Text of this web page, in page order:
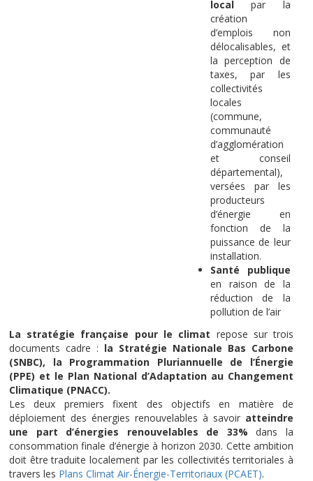
localpar la
création
d’emplois non
délocalisables, et
la perception de
taxes, par les
collectivités
locales
(commune,
communauté
d’agglomération
et conseil
départemental),
versées par les
producteurs
d’énergie en
fonction de la
puissance de leur
installation.
Santé publique
en raison de la
réduction de la
pollution de l’air
La stratégie française pour le climat repose sur trois
documents cadre : la Stratégie Nationale Bas Carbone
(SNBC), la Programmation Pluriannuelle de l’Énergie
(PPE) et le Plan National d’Adaptation au Changement
Climatique (PNACC).
Les deux premiers fixent des objectifs en matière de
déploiement des énergies renouvelables à savoir atteindre
une part d’énergies renouvelables de 33% dans la
consommation finale d’énergie à horizon 2030. Cette ambition
doit être traduite localement par les collectivités territoriales à
travers les Plans Climat Air-Énergie-Territoriaux (PCAET).